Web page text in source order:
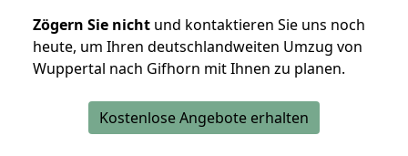
Zögern Sie nicht und kontaktieren Sie uns noch
heute, um Ihren deutschlandweiten Umzug von
Wuppertal nach Gifhorn mit Ihnen zu planen.
Kostenlose Angebote erhalten